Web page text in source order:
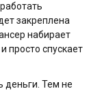
закреплена
набирает
просто спускает
деньги. Тем не